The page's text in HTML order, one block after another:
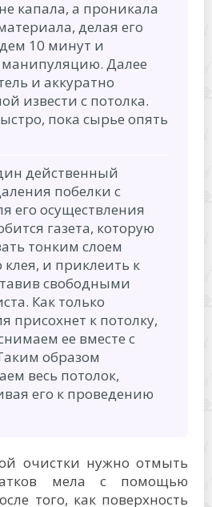
капала, а проникала
делая его
10 минут и
Далее
и аккуратно
извести с потолка.
пока сырье опять
действенный
побелки с
его осуществления
газета, которую
тонким слоем
клея, и приклеить к
свободными
Как только
присохнет к потолку,
ее вместе с
образом
весь потолок,
его к проведению
очистки нужно отмыть
мела с помощью
того, как поверхность